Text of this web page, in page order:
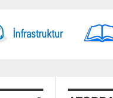
İnfrastruktur